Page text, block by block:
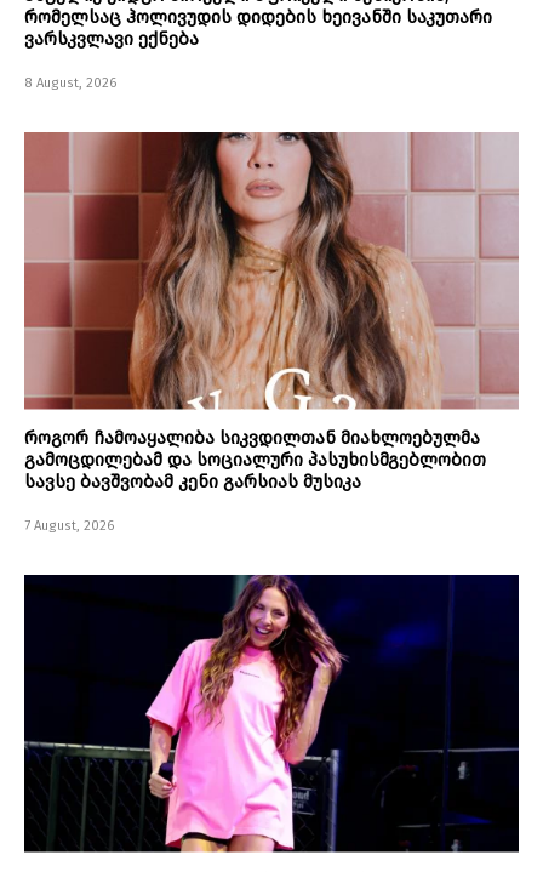
რომელსაც ჰოლივუდის დიდების ხეივანში საკუთარი
ვარსკვლავი ექნება
8 August, 2026
როგორ ჩამოაყალიბა სიკვდილთან მიახლოებულმა
გამოცდილებამ და სოციალური პასუხისმგებლობით
სავსე ბავშვობამ კენი გარსიას მუსიკა
7 August, 2026